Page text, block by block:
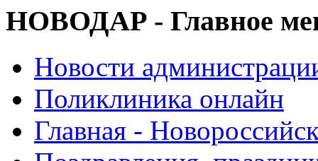
НОВОДАР - Главное
Новости
Поликлиника онлайн
Главная -